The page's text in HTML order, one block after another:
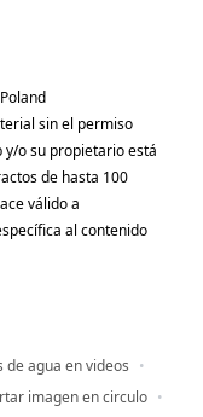
sin el permiso
o su propietario está
de hasta 100
válido a
al contenido
de agua en videos
imagen en circulo